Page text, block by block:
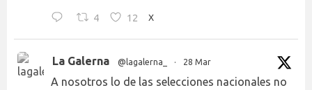
4 12 X
La Galerna @lagalerna_ · 28 Mar
A nosotros lo de las selecciones nacionales no